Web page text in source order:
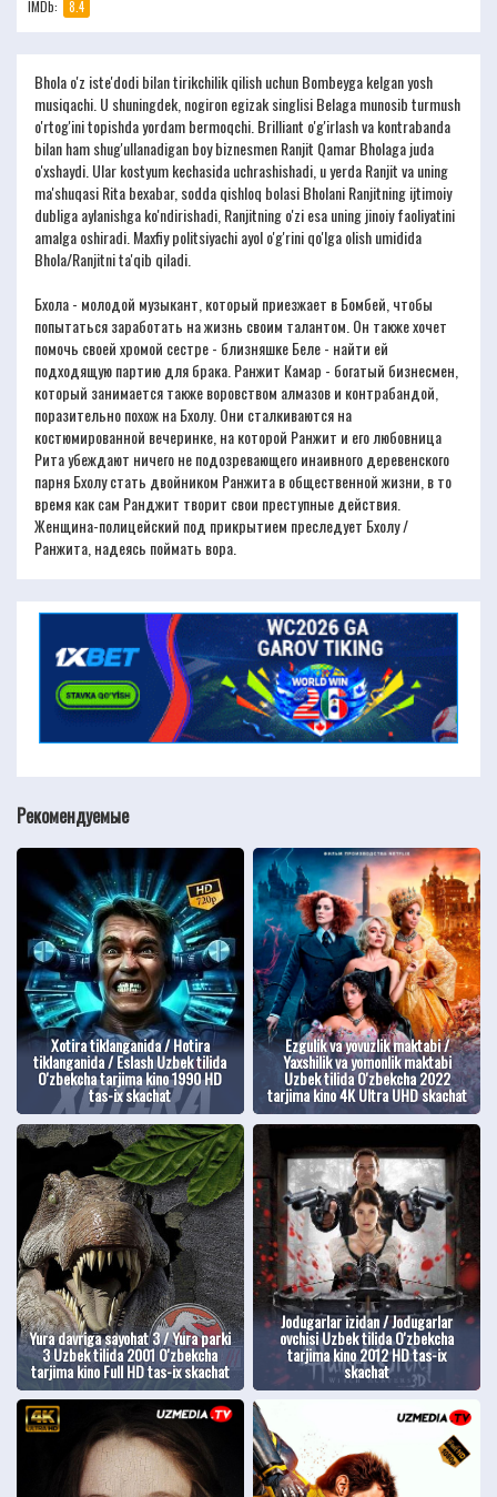
IMDb:
8.4
Bhola o'z iste'dodi bilan tirikchilik qilish uchun Bombeyga kelgan yosh
musiqachi. U shuningdek, nogiron egizak singlisi Belaga munosib turmush
o'rtog'ini topishda yordam bermoqchi. Brilliant o'g'irlash va kontrabanda
bilan ham shug'ullanadigan boy biznesmen Ranjit Qamar Bholaga juda
o'xshaydi. Ular kostyum kechasida uchrashishadi, u yerda Ranjit va uning
ma'shuqasi Rita bexabar, sodda qishloq bolasi Bholani Ranjitning ijtimoiy
dubliga aylanishga ko'ndirishadi, Ranjitning o'zi esa uning jinoiy faoliyatini
amalga oshiradi. Maxfiy politsiyachi ayol o'g'rini qo'lga olish umidida
Bhola/Ranjitni ta'qib qiladi.
Бхола - молодой музыкант, который приезжает в Бомбей, чтобы
попытаться заработать на жизнь своим талантом. Он также хочет
помочь своей хромой сестре - близняшке Беле - найти ей
подходящую партию для брака. Ранжит Камар - богатый бизнесмен,
который занимается также воровством алмазов и контрабандой,
поразительно похож на Бхолу. Они сталкиваются на
костюмированной вечеринке, на которой Ранжит и его любовница
Рита убеждают ничего не подозревающего инаивного деревенского
парня Бхолу стать двойником Ранжита в общественной жизни, в то
время как сам Ранджит творит свои преступные действия.
Женщина-полицейский под прикрытием преследует Бхолу /
Ранжита, надеясь поймать вора.
Рекомендуемые
Xotira tiklanganida / Hotira
tiklanganida / Eslash Uzbek tilida
O'zbekcha tarjima kino 1990 HD
tas-ix skachat
Ezgulik va yovuzlik maktabi /
Yaxshilik va yomonlik maktabi
Uzbek tilida O'zbekcha 2022
tarjima kino 4K Ultra UHD skachat
Yura davriga sayohat 3 / Yura parki
3 Uzbek tilida 2001 O'zbekcha
tarjima kino Full HD tas-ix skachat
Jodugarlar izidan / Jodugarlar
ovchisi Uzbek tilida O'zbekcha
tarjima kino 2012 HD tas-ix
skachat